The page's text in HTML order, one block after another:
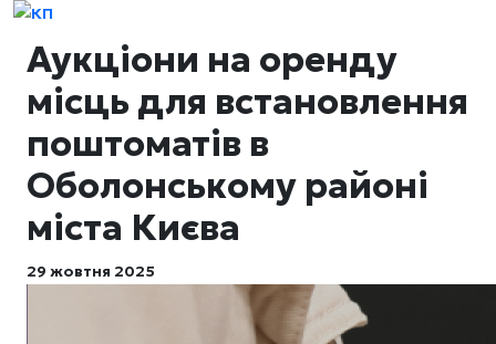
Аукціони на оренду
місць для встановлення
поштоматів в
Оболонському районі
міста Києва
29 жовтня 2025